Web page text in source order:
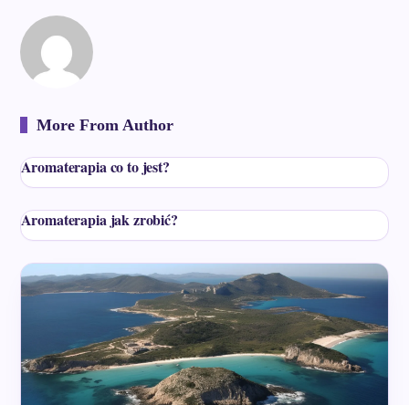
More From Author
Aromaterapia co to jest?
Aromaterapia jak zrobić?